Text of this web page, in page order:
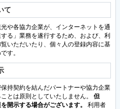
て
や各協力企業が、インターネットを通
る」業務を遂行するため、および、利
いただいたり、個々人の登録内容に基
す。
持契約を結んだパートナーや協力企業
とは原則としていたしません。 但
開示する場合がございます。
利用者